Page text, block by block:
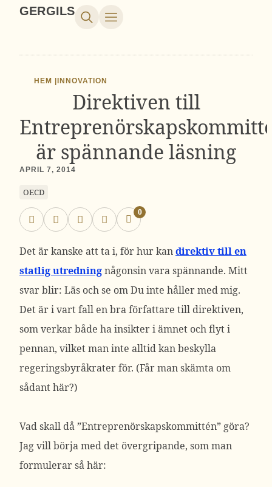
GERGILS
HEM | INNOVATION
Direktiven till
är spännande läsning
APRIL 7, 2014
OECD
0
Det är kanske att ta i, för hur kandirektiv till en
statlig utredningnågonsin vara spännande. Mitt
svar blir: Läs och se om Du inte håller med mig.
Det är i vart fall en bra författare till direktiven,
som verkar både ha insikter i ämnet och flyt i
pennan, vilket man inte alltid kan beskylla
regeringsbyråkrater för. (Får man skämta om
sådant här?)
Vad skall då ”Entreprenörskapskommittén” göra?
Jag vill börja med det övergripande, som man
formulerar så här: